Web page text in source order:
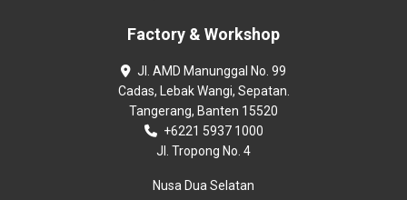
Factory & Workshop
Jl. AMD Manunggal No. 99
Cadas, Lebak Wangi, Sepatan.
Tangerang, Banten 15520
+6221 5937 1000
Jl. Tropong No. 4
Nusa Dua Selatan